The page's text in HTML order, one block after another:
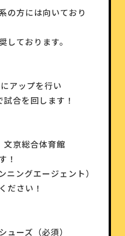
の方には向いており
しております。
アップを行い
合を回します！
京総合体育館
！
ングエージェント）
ださい！
ューズ（必須）